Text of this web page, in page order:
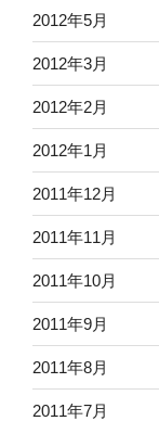
2012年5月
2012年3月
2012年2月
2012年1月
2011年12月
2011年11月
2011年10月
2011年9月
2011年8月
2011年7月